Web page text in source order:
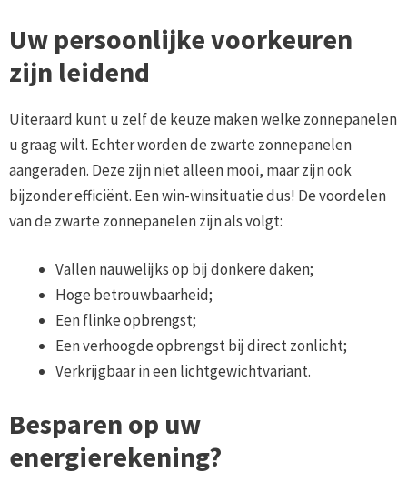
Uw persoonlijke voorkeuren
zijn leidend
Uiteraard kunt u zelf de keuze maken welke zonnepanelen
u graag wilt. Echter worden de zwarte zonnepanelen
aangeraden. Deze zijn niet alleen mooi, maar zijn ook
bijzonder efficiënt. Een win-winsituatie dus! De voordelen
van de zwarte zonnepanelen zijn als volgt:
Vallen nauwelijks op bij donkere daken;
Hoge betrouwbaarheid;
Een flinke opbrengst;
Een verhoogde opbrengst bij direct zonlicht;
Verkrijgbaar in een lichtgewichtvariant.
Besparen op uw
energierekening?